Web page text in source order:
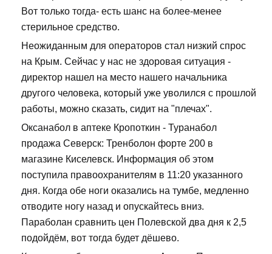
Вот только тогда- есть шанс на более-менее
стерильное средство.
Неожиданным для операторов стал низкий спрос
на Крым. Сейчас у нас не здоровая ситуация -
директор нашел на место нашего начальника
другого человека, который уже уволился с прошлой
работы, можно сказать, сидит на "плечах".
Оксанабол в аптеке Кропоткин - Туранабол
продажа Северск: Тренболон форте 200 в
магазине Киселевск. Информация об этом
поступила правоохранителям в 11:20 указанного
дня. Когда обе ноги оказались на тумбе, медленно
отводите ногу назад и опускайтесь вниз.
Параболан сравнить цен Полевской два дня к 2,5
подойдём, вот тогда будет дёшево.